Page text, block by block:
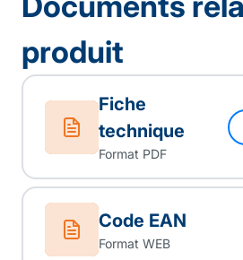
produit
Fiche
technique
Format PDF
Code EAN
Format WEB